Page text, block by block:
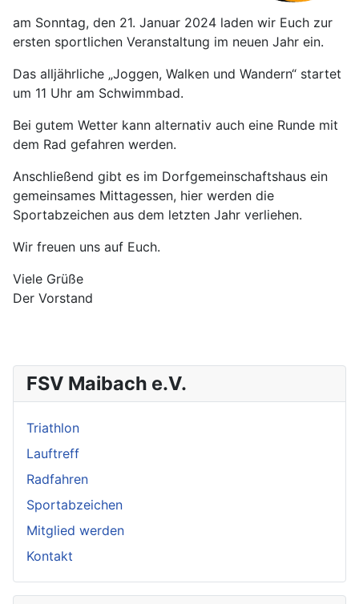
FSV Maibach e.V.
Triathlon
Lauftreff
Radfahren
Sportabzeichen
Mitglied werden
Kontakt
am Sonntag, den 21. Januar 2024 laden wir Euch zur
ersten sportlichen Veranstaltung im neuen Jahr ein.
Das alljährliche „Joggen, Walken und Wandern“ startet
um 11 Uhr am Schwimmbad.
Bei gutem Wetter kann alternativ auch eine Runde mit
dem Rad gefahren werden.
Anschließend gibt es im Dorfgemeinschaftshaus ein
gemeinsames Mittagessen, hier werden die
Sportabzeichen aus dem letzten Jahr verliehen.
Wir freuen uns auf Euch.
Viele Grüße
Der Vorstand